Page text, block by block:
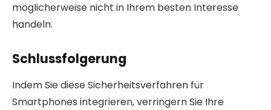
möglicherweise nicht in Ihrem besten Interesse
handeln.
Schlussfolgerung
Indem Sie diese Sicherheitsverfahren für
Smartphones integrieren, verringern Sie Ihre